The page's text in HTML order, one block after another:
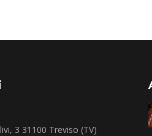
3 31100 Treviso (TV)